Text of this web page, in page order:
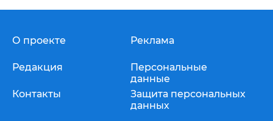
О проекте
Редакция
Контакты
Реклама
Персональные
данные
Защита персональных
данных